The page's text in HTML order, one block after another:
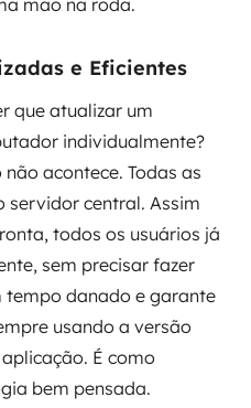
mão na roda.
e Eficientes
que atualizar um
individualmente?
acontece. Todas as
servidor central. Assim
todos os usuários já
sem precisar fazer
tempo danado e garante
usando a versão
É como
bem pensada.